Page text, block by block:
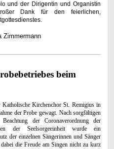
und der Dirigentin und Organistin
Dank für den feierlichen,
Zimmermann
beim
Katholische Kirchenchor St. Remigius in
der Probe gewagt. Nach sorgfältigen
der Coronaverordnung der
der Seelsorgeeinheit wurde ein
der einzelnen Sängerinnen und Sänger
die Freude am Singen nicht zu kurz